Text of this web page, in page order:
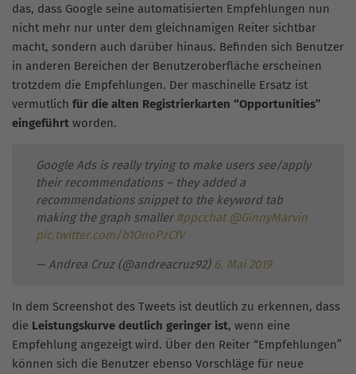
das, dass Google seine automatisierten Empfehlungen nun
nicht mehr nur unter dem gleichnamigen Reiter sichtbar
macht, sondern auch darüber hinaus. Befinden sich Benutzer
in anderen Bereichen der Benutzeroberfläche erscheinen
trotzdem die Empfehlungen. Der maschinelle Ersatz ist
vermutlich für die alten Registrierkarten “Opportunities”
eingeführt worden.
Google Ads is really trying to make users see/apply
their recommendations – they added a
recommendations snippet to the keyword tab
making the graph smaller #ppcchat @GinnyMarvin
pic.twitter.com/b1OnoPzCfV
— Andrea Cruz (@andreacruz92) 6. Mai 2019
In dem Screenshot des Tweets ist deutlich zu erkennen, dass
die Leistungskurve deutlich geringer ist, wenn eine
Empfehlung angezeigt wird. Über den Reiter “Empfehlungen”
können sich die Benutzer ebenso Vorschläge für neue